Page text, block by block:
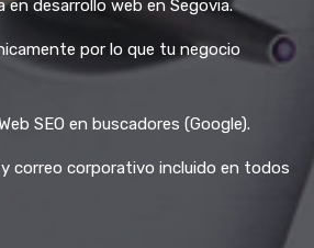
en desarrollo web en Segovia.
por lo que tu negocio
SEO en buscadores (Google).
correo corporativo incluido en todos